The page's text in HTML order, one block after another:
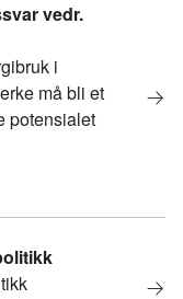
vedr.
i
må bli et
potensialet